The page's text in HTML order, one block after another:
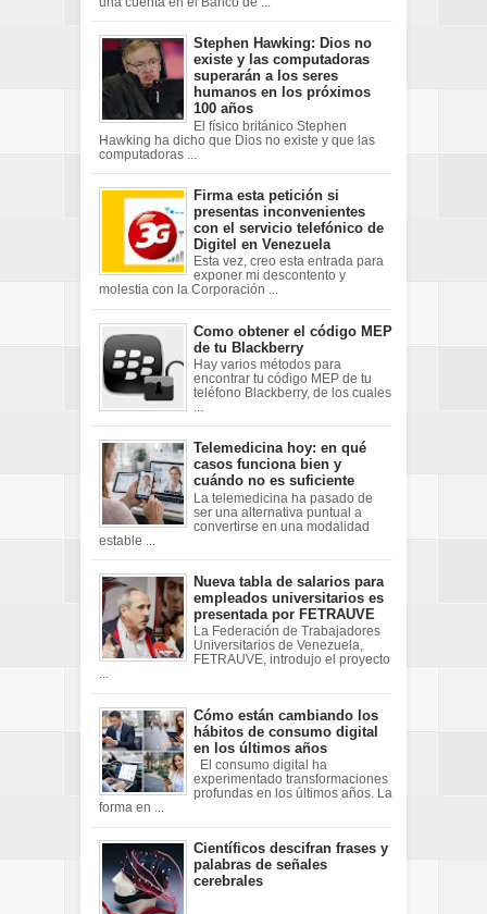
Stephen Hawking: Dios no
existe y las computadoras
superarán a los seres
humanos en los próximos
100 años
El físico británico Stephen
Hawking ha dicho que Dios no existe y que las
computadoras ...
Firma esta petición si
presentas inconvenientes
con el servicio telefónico de
Digitel en Venezuela
Esta vez, creo esta entrada para
exponer mi descontento y
molestia con la Corporación ...
Como obtener el código MEP
de tu Blackberry
Hay varios métodos para
encontrar tu código MEP de tu
teléfono Blackberry, de los cuales
Telemedicina hoy: en qué
casos funciona bien y
cuándo no es suficiente
La telemedicina ha pasado de
ser una alternativa puntual a
convertirse en una modalidad
estable ...
Nueva tabla de salarios para
empleados universitarios es
presentada por FETRAUVE
La Federación de Trabajadores
Universitarios de Venezuela,
FETRAUVE, introdujo el proyecto
...
Cómo están cambiando los
hábitos de consumo digital
en los últimos años
El consumo digital ha
experimentado transformaciones
profundas en los últimos años. La
forma en ...
Científicos descifran frases y
palabras de señales
cerebrales